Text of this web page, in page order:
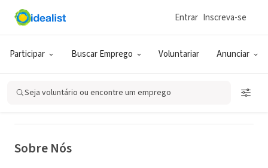
Participar Buscar Emprego Voluntariar Anunciar
Entrar Inscreva-se
Seja voluntário ou encontre um emprego
ONG (SETOR SOCIAL)
United Way of Massachusetts Bay
Sobre Nós